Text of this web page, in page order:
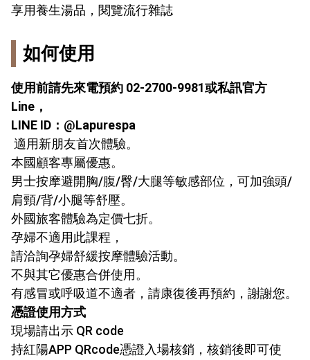
享用養生湯品，閱覽流行雜誌
如何使用
使用前請先來電預約 02-2700-9981或私訊官方
Line，
LINE ID：@Lapurespa
適用新朋友首次體驗。
本國顧客專屬優惠。
男士按摩避開胸/腹/臀/大腿等敏感部位，可加強頭/
肩頸/背/小腿等舒壓。
外國旅客體驗為定價七折。
孕婦不適用此課程，
請洽詢孕婦舒緩按摩體驗活動。
不與其它優惠合併使用。
有感冒或呼吸道不適者，請康復後再預約，謝謝您。
憑證使用方式
現場請出示 QR code
持紅陽APP QRcode憑證入場核銷，核銷後即可使